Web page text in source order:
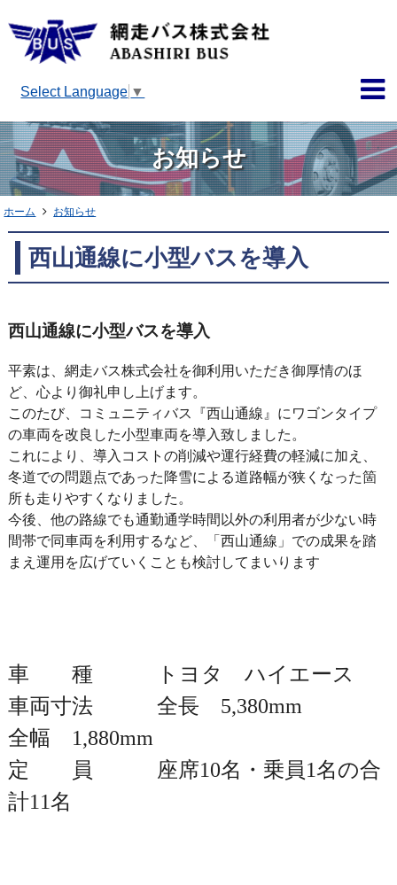
Select Language ▼
お知らせ
ホーム お知らせ
西山通線に小型バスを導入
西山通線に小型バスを導入
平素は、網走バス株式会社を御利用いただき御厚情のほ
ど、心より御礼申し上げます。
このたび、コミュニティバス『西山通線』にワゴンタイプ
の車両を改良した小型車両を導入致しました。
これにより、導入コストの削減や運行経費の軽減に加え、
冬道での問題点であった降雪による道路幅が狭くなった箇
所も走りやすくなりました。
今後、他の路線でも通勤通学時間以外の利用者が少ない時
間帯で同車両を利用するなど、「西山通線」での成果を踏
まえ運用を広げていくことも検討してまいります
車 種 トヨタ ハイエース
車両寸法 全長 5,380mm
全幅 1,880mm
定 員 座席10名・乗員1名の合
計11名